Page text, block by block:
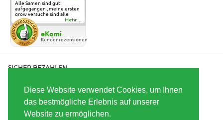
Diese Website verwendet Cookies, um Ihnen
das bestmögliche Erlebnis auf unserer
Website zu ermöglichen.
Alle Samen sind gut
aufgegangen , meine ersten
grow versuche sind alle
geglückt. Die Sorten und
Anbieter Vielfalt
überzeugen sehr . Werde
wohl immer hier bestellen !
Mehr...
eKomi
Kundenrezensionen
SICHER BEZAHLEN
SCHNELL VERSENDET